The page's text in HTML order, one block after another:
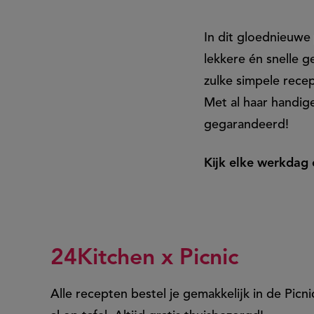
In dit
lekkere én snelle
zulke simpele
Met al haar
gegarandeerd!
Kijk elke werkdag
24Kitchen x Picnic
Alle recepten bestel je gemakkelijk in de